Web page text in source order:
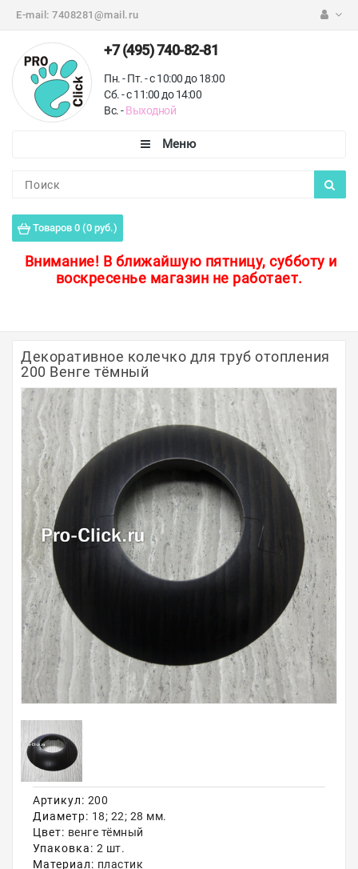
E-mail: 7408281@mail.ru
+7 (495) 740-82-81
Пн. - Пт. - с 10:00 до 18:00
Сб. - с 11:00 до 14:00
Вс. -Выходной
Товаров 0 (0 руб.)
Внимание! В ближайшую пятницу, субботу и
воскресенье магазин не работает.
Пороги для пола
Защитные уголки
Полосы из металла
Плинтуса
Профили для стекла и SPC
Обводы для труб
Алюминиевые профили
Крепёж и крепления
Садовая мебель
Оплата
Доставка
Самовывоз
Акции
Декоративное колечко для труб отопления
200 Венге тёмный
Артикул: 200
Диаметр: 18; 22; 28 мм.
Цвет: венге тёмный
Упаковка: 2 шт.
Материал: пластик